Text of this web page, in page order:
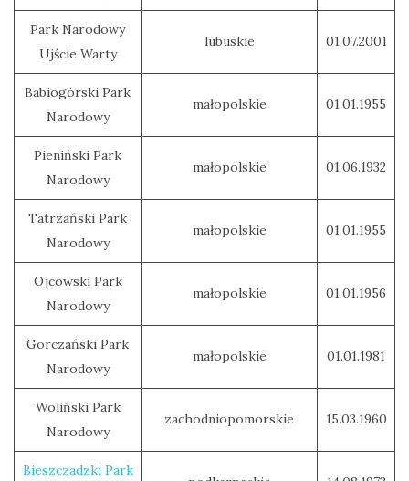
Park Narodowy
Ujście Warty
lubuskie 01.07.2001
Babiogórski Park
Narodowy
małopolskie 01.01.1955
Pieniński Park
Narodowy
małopolskie 01.06.1932
Tatrzański Park
Narodowy
małopolskie 01.01.1955
Ojcowski Park
Narodowy
małopolskie 01.01.1956
Gorczański Park
Narodowy
małopolskie 01.01.1981
Woliński Park
Narodowy
zachodniopomorskie 15.03.1960
Bieszczadzki Park